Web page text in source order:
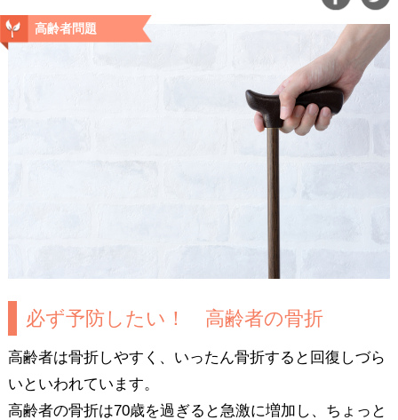
高齢者問題
必ず予防したい！ 高齢者の骨折
高齢者は骨折しやすく、いったん骨折すると回復しづら
いといわれています。
高齢者の骨折は70歳を過ぎると急激に増加し、ちょっと